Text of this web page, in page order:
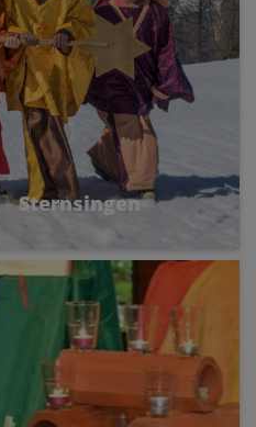
Sternsingen